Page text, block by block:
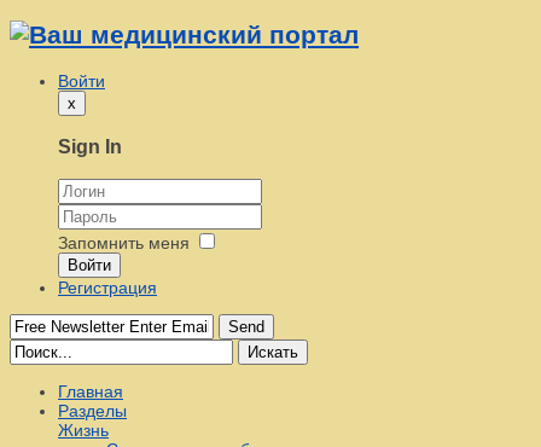
Войти
x
Sign In
Запомнить меня
Войти
Регистрация
Send
Искать
Главная
Разделы
Жизнь